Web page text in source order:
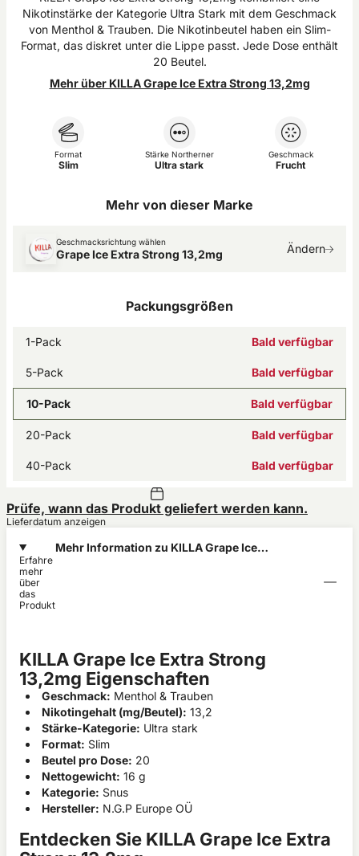
Nikotinstärke der Kategorie Ultra Stark mit dem Geschmack
von Menthol & Trauben. Die Nikotinbeutel haben ein Slim-
Format, das diskret unter die Lippe passt. Jede Dose enthält
20 Beutel.
Mehr über KILLA Grape Ice Extra Strong 13,2mg
Format
Slim
Stärke Northerner
Ultra stark
Geschmack
Frucht
Mehr von dieser Marke
Geschmacksrichtung wählen
Grape Ice Extra Strong 13,2mg Ändern
Packungsgrößen
1-Pack Bald verfügbar
5-Pack Bald verfügbar
10-Pack Bald verfügbar
20-Pack Bald verfügbar
40-Pack Bald verfügbar
Prüfe, wann das Produkt geliefert werden kann.
Lieferdatum anzeigen
Mehr Information zu KILLA Grape Ice
Erfahre
mehr
über
das
Produkt
KILLA Grape Ice Extra Strong
13,2mg Eigenschaften
Geschmack: Menthol & Trauben
Nikotingehalt (mg/Beutel): 13,2
Stärke-Kategorie: Ultra stark
Format: Slim
Beutel pro Dose: 20
Nettogewicht: 16 g
Kategorie: Snus
Hersteller: N.G.P Europe OÜ
Entdecken Sie KILLA Grape Ice Extra